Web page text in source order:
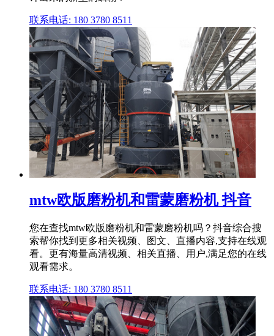
联系电话: 180 3780 8511
mtw欧版磨粉机和雷蒙磨粉机 抖音
您在查找mtw欧版磨粉机和雷蒙磨粉机吗？抖音综合搜
索帮你找到更多相关视频、图文、直播内容,支持在线观
看。更有海量高清视频、相关直播、用户,满足您的在线
观看需求。
联系电话: 180 3780 8511